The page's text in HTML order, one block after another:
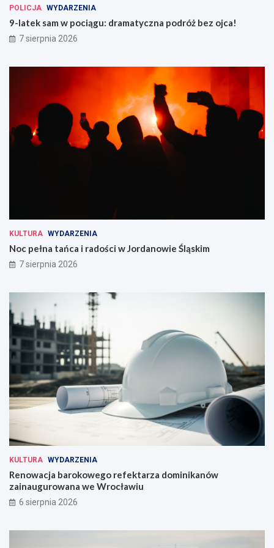
a
i
e
z
e
c
!
POLICJA WYDARZENIA
9-latek sam w pociągu: dramatyczna podróż bez ojca!
7 sierpnia 2026
KULTURA WYDARZENIA
Noc pełna tańca i radości w Jordanowie Śląskim
7 sierpnia 2026
KULTURA WYDARZENIA
Renowacja barokowego refektarza dominikanów
zainaugurowana we Wrocławiu
6 sierpnia 2026